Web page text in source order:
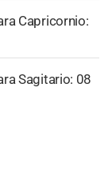
Capricornio:
Sagitario: 08